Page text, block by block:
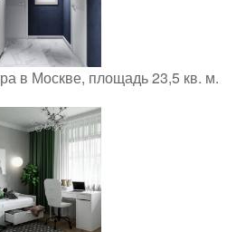
в Москве, площадь 23,5 кв. м.